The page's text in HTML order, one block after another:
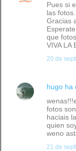
Pues si
las fotos.
Gracias
que
VIVA LA
20 de
hugo ha
fotos
haciais
quien
weno
21 de